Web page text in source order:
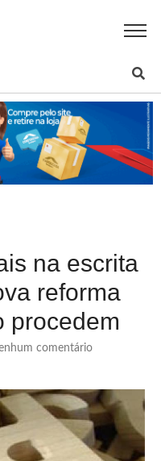
na escrita
reforma
procedem
comentário